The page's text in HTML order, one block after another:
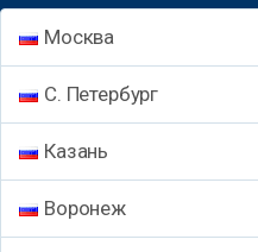
Москва
С. Петербург
Казань
Воронеж